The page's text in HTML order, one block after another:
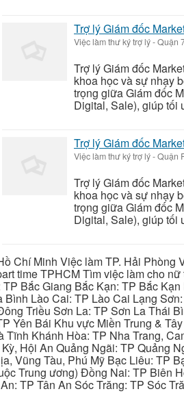
Trợ lý Giám đốc
Việc làm thư ký trợ lý-Quận
Trợ lý Giám đốc
khoa học và sự nhạy
trọng giữa Giám đốc
Digital, Sale), giúp tối
Trợ lý Giám đốc
Việc làm thư ký trợ lý-Quận
Trợ lý Giám đốc
khoa học và sự nhạy
trọng giữa Giám đốc
Digital, Sale), giúp tối
Chí Minh Việc làm TP. Hải
time TPHCM Tìm việc làm cho
Bắc Giang Bắc Kạn: TP Bắc
Bình Lào Cai: TP Lào Cai Lạng
Triều Sơn La: TP Sơn La Thái
Yên Bái Khu vực Miền Trung &
Tĩnh Khánh Hòa: TP Nha Trang,
Hội An Quảng Ngãi: TP Quảng
Vũng Tàu, Phú Mỹ Bạc Liêu: TP
Trung ương) Đồng Nai: TP Biên
TP Tân An Sóc Trăng: TP Sóc